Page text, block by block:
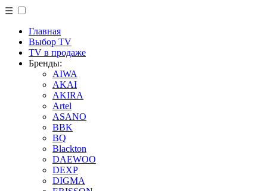
☰
Главная
Выбор TV
TV в продаже
Бренды:
AIWA
AKAI
AKIRA
Artel
ASANO
BBK
BQ
Blackton
DAEWOO
DEXP
DIGMA